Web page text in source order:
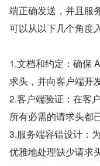
端正确发送，并且服
可以从以下几个角度
1.文档和约定：确保
求头，并向客户端开
2.客户端验证：在客
所有必需的请求头都
3.服务端容错设计：
优雅地处理缺少请求